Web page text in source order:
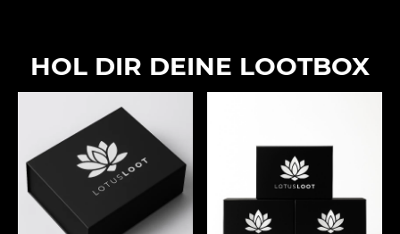
HOL DIR DEINE LOOTBOX